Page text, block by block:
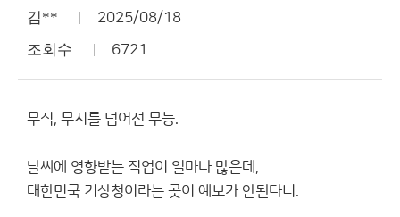
김** 2025/08/18
조회수 6721
무식, 무지를 넘어선 무능.
날씨에 영향받는 직업이 얼마나 많은데,
대한민국 기상청이라는 곳이 예보가 안된다니.